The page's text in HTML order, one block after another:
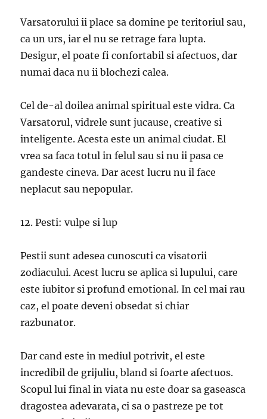
Varsatorului ii place sa domine pe teritoriul sau,
ca un urs, iar el nu se retrage fara lupta.
Desigur, el poate fi confortabil si afectuos, dar
numai daca nu ii blochezi calea.
Cel de-al doilea animal spiritual este vidra. Ca
Varsatorul, vidrele sunt jucause, creative si
inteligente. Acesta este un animal ciudat. El
vrea sa faca totul in felul sau si nu ii pasa ce
gandeste cineva. Dar acest lucru nu il face
neplacut sau nepopular.
12. Pesti: vulpe si lup
Pestii sunt adesea cunoscuti ca visatorii
zodiacului. Acest lucru se aplica si lupului, care
este iubitor si profund emotional. In cel mai rau
caz, el poate deveni obsedat si chiar
razbunator.
Dar cand este in mediul potrivit, el este
incredibil de grijuliu, bland si foarte afectuos.
Scopul lui final in viata nu este doar sa gaseasca
dragostea adevarata, ci sa o pastreze pe tot